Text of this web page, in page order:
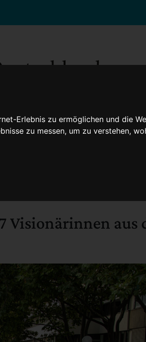
Erlebnis zu ermöglichen und die
zu messen, um zu verstehen,
Visionärinnen aus